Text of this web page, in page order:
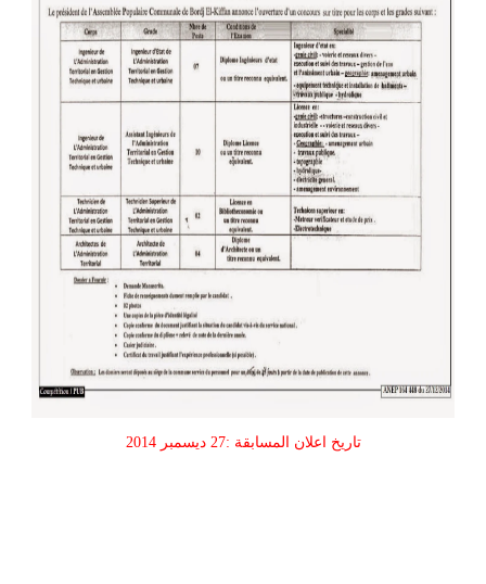
تاريخ اعلان المسابقة :27 ديسمبر 2014